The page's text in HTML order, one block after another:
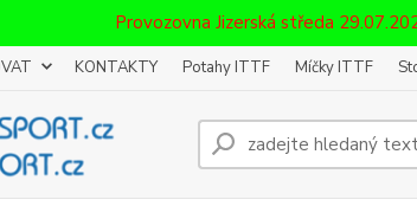
Provozovna Jizerská středa
KONTAKTY Potahy ITTF Míčky ITTF